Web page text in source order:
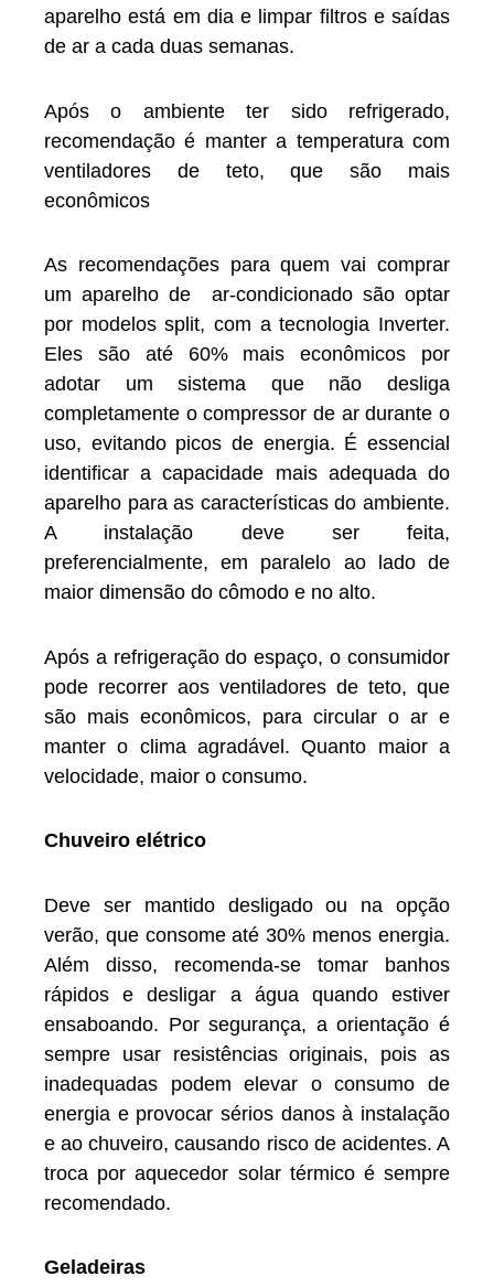
aparelho está em dia e limpar filtros e saídas
de ar a cada duas semanas.
Após o ambiente ter sido refrigerado,
recomendação é manter a temperatura com
ventiladores de teto, que são mais
econômicos
As recomendações para quem vai comprar
um aparelho de ar-condicionado são optar
por modelos split, com a tecnologia Inverter.
Eles são até 60% mais econômicos por
adotar um sistema que não desliga
completamente o compressor de ar durante o
uso, evitando picos de energia. É essencial
identificar a capacidade mais adequada do
aparelho para as características do ambiente.
A instalação deve ser feita,
preferencialmente, em paralelo ao lado de
maior dimensão do cômodo e no alto.
Após a refrigeração do espaço, o consumidor
pode recorrer aos ventiladores de teto, que
são mais econômicos, para circular o ar e
manter o clima agradável. Quanto maior a
velocidade, maior o consumo.
Chuveiro elétrico
Deve ser mantido desligado ou na opção
verão, que consome até 30% menos energia.
Além disso, recomenda-se tomar banhos
rápidos e desligar a água quando estiver
ensaboando. Por segurança, a orientação é
sempre usar resistências originais, pois as
inadequadas podem elevar o consumo de
energia e provocar sérios danos à instalação
e ao chuveiro, causando risco de acidentes. A
troca por aquecedor solar térmico é sempre
recomendado.
Geladeiras